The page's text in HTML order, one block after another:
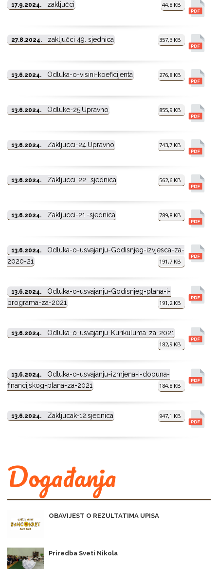
17.9.2024. zaključci 44,8 KB
27.8.2024. zaključci 49. sjednica 357,3 KB
13.6.2024. Odluka-o-visini-koeficijenta 276,8 KB
13.6.2024. Odluke-25.Upravno 855,9 KB
13.6.2024. Zakljucci-24.Upravno 743,7 KB
13.6.2024. Zakljucci-22.-sjednica 562,6 KB
13.6.2024. Zakljucci-21.-sjednica 789,8 KB
13.6.2024.
Odluka-o-usvajanju-Godisnjeg-izvjesca-za-
2020-21
191,7 KB
13.6.2024.
Odluka-o-usvajanju-Godisnjeg-plana-i-
programa-za-2021
191,2 KB
13.6.2024. Odluka-o-usvajanju-Kurikuluma-za-2021
182,9 KB
13.6.2024.
Odluka-o-usvajanju-izmjena-i-dopuna-
financijskog-plana-za-2021
184,8 KB
13.6.2024. Zakljucak-12.sjednica 947,1 KB
Događanja
OBAVIJEST O REZULTATIMA UPISA
Priredba Sveti Nikola